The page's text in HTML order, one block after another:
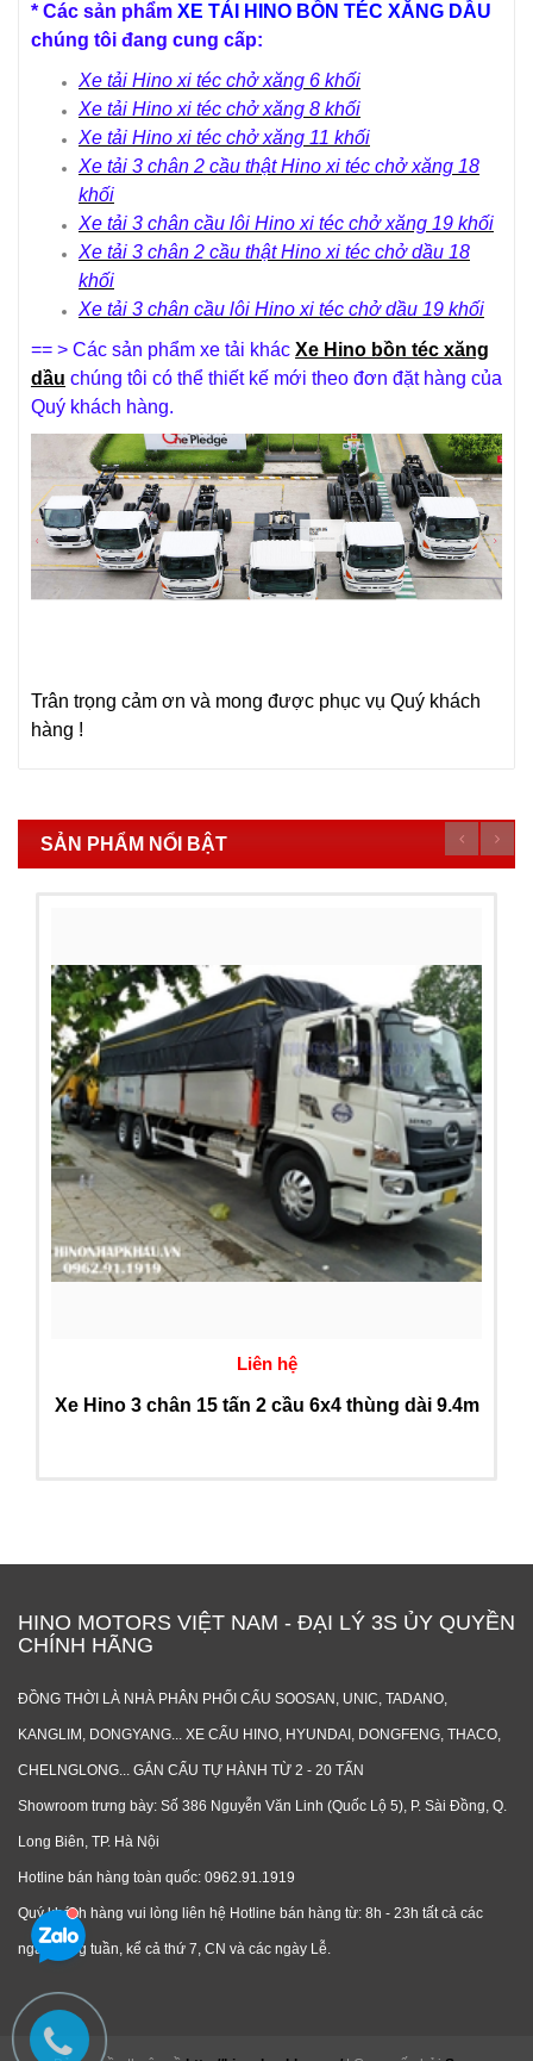
* Các sản phẩm XE TẢI HINO BỒN TÉC XĂNG DẦU
chúng tôi đang cung cấp:
Xe tải Hino xi téc chởxăng 6 khối
Xe tải Hino xi téc chởxăng 8 khối
Xe tải Hino xi téc chởxăng 11 khối
Xe tải 3 chân 2 cầu thật Hino xi téc chởxăng 18
khối
Xe tải 3 chân cầu lôi Hino xi téc chởxăng 19 khối
Xe tải 3 chân 2 cầu thật Hino xi téc chởdầu 18
khối
Xe tải 3 chân cầu lôi Hino xi téc chởdầu 19 khối
== > Các sản phẩm xe tải khác Xe Hino bồn téc xăng
dầu chúng tôi có thể thiết kế mới theo đơn đặt hàng của
Quý khách hàng.
Trân trọng cảm ơn và mong được phục vụ Quý khách
hàng !
SẢN PHẨM NỔI BẬT
Liên hệ
Xe Hino 3 chân 15 tấn 2 cầu 6x4 thùng dài 9.4m
HINO MOTORS VIỆT NAM - ĐẠI LÝ 3S ỦY QUYỀN
CHÍNH HÃNG
ĐỒNG THỜI LÀ NHÀ PHÂN PHỐI CẨU SOOSAN, UNIC, TADANO,
KANGLIM, DONGYANG... XE CẨU HINO, HYUNDAI, DONGFENG, THACO,
CHELNGLONG... GẮN CẨU TỰ HÀNH TỪ 2 - 20 TẤN
Showroom trưng bày: Số 386 Nguyễn Văn Linh (Quốc Lộ 5), P. Sài Đồng, Q.
Long Biên, TP. Hà Nội
Hotline bán hàng toàn quốc: 0962.91.1919
Quý khách hàng vui lòng liên hệ Hotline bán hàng từ: 8h - 23h tất cả các
ngày trong tuần, kể cả thứ 7, CN và các ngày Lễ.